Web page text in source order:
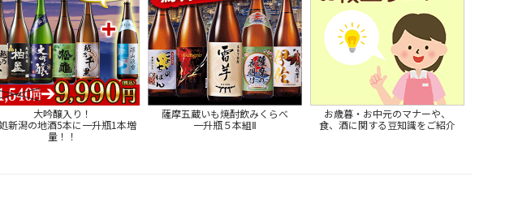
大吟醸入り！
新潟の地酒5本に一升瓶1本増
量！！
薩摩五蔵いも焼酎飲みくらべ
一升瓶５本組Ⅱ
お歳暮・お中元のマナーや、
食、酒に関する豆知識をご紹介